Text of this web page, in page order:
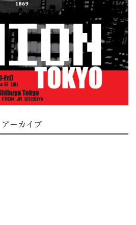
アーカイブ